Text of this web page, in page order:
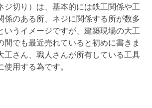
ジ切り）は、基本的には鉄工関係や工
係のある所、ネジに関係する所が数多
いうイメージですが、建築現場の大工
間でも最近売れていると初めに書きま
工さん、職人さんが所有している工具
用する為です。